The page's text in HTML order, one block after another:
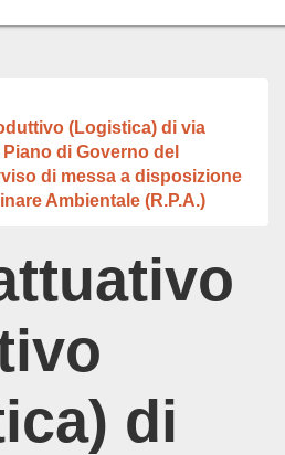
(Logistica) di via
di Governo del
di messa a disposizione
Ambientale (R.P.A.)
di